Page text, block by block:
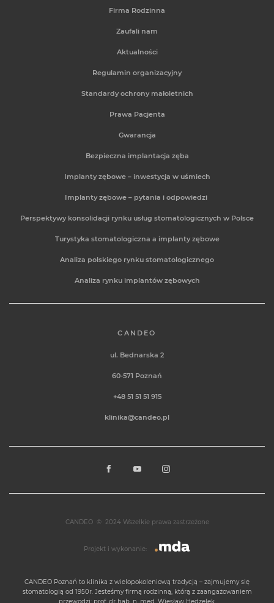
Firma Rodzinna
Zaufali nam
Aktualności
Regulamin organizacyjny
Standardy ochrony małoletnich
Prawa Pacjenta
Gwarancja
Bezpieczna implantacja zęba
Implanty zębowe – inwestycja w uśmiech
Implanty zębowe – pytania i odpowiedzi
Perspektywy konsolidacji rynku usług stomatologicznych w Polsce
Turystyka stomatologiczna a implanty zębowe
Analiza polskiego rynku stomatologicznego
Analiza rynku implantów zębowych
CANDEO
ul. Bednarska 2
60-571 Poznań
+48 51 51 51 915
klinika@candeo.pl
CANDEO © 2024 Wszelkie prawa zastrzeżone
Projekt i wykonanie:
CANDEO Poznań to klinika z wielopokoleniową tradycją – zajmujemy się
stomatologią od 1950r. Jesteśmy firmą rodzinną, którą z zaangażowaniem